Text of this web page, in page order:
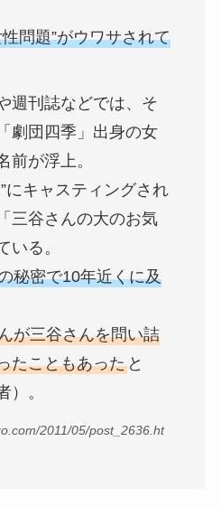
問題”がウワサされて
週刊誌などでは、そ
劇団四季」出身の女
前が浮上。
にキャスティングされ
三谷さんの大のお気
いる。
秘密で10年近くに及
が三谷さんを問い詰
たこともあったと
）。
2011/05/post_2636.ht